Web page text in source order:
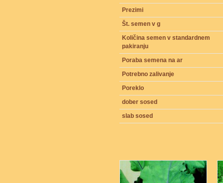
Prezimi
Št. semen v g
Količina semen v standardnem
pakiranju
Poraba semena na ar
Potrebno zalivanje
Poreklo
dober sosed
slab sosed